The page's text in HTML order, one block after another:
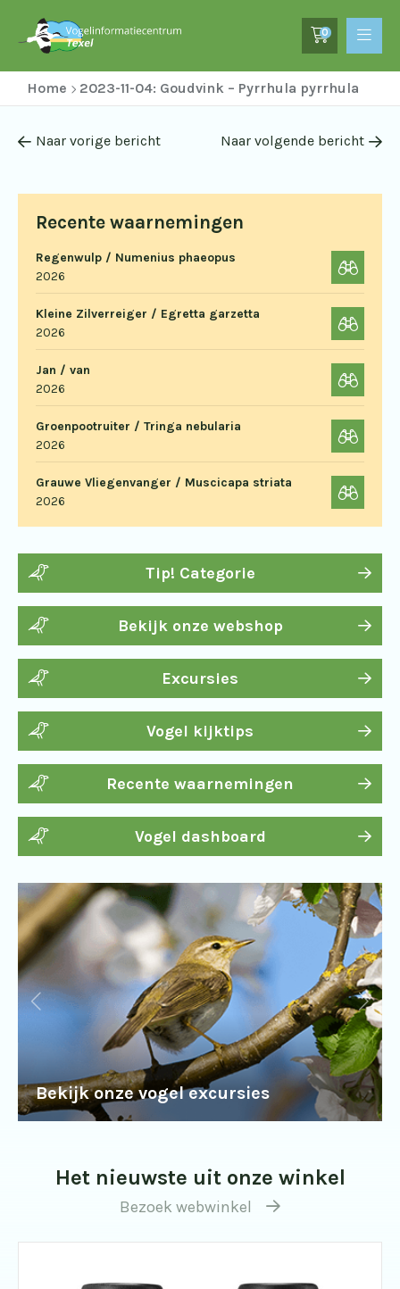
0
Home 2023-11-04: Goudvink – Pyrrhula pyrrhula
Recente waarnemingen
Regenwulp / Numenius phaeopus
2026
Kleine Zilverreiger / Egretta garzetta
2026
Jan / van
2026
Groenpootruiter / Tringa nebularia
2026
Grauwe Vliegenvanger / Muscicapa striata
2026
Tip! Categorie
Bekijk onze webshop
Excursies
Vogel kijktips
Recente waarnemingen
Vogel dashboard
Bekijk onze vogel excursies
Naar vorige bericht Naar volgende bericht
Het nieuwste uit onze winkel
Bezoek webwinkel